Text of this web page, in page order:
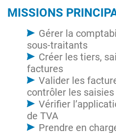
MISSIONS
Gérer la
sous-traitants
Créer les tiers,
factures
Valider les
contrôler les saisies
Vérifier
de TVA
Prendre en